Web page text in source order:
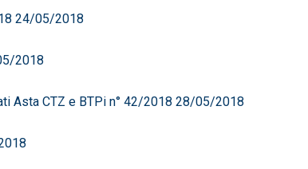
24/05/2018
2018
Asta CTZ e BTPi n° 42/2018 28/05/2018